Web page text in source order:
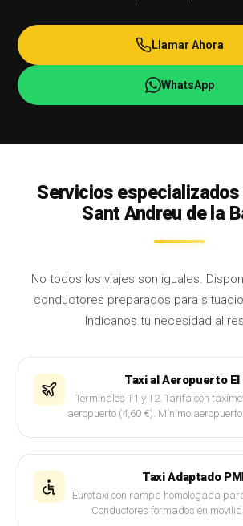
Llamar Ahora
WhatsApp
Servicios especializados
Sant Andreu de la
No todos los viajes son iguales.
conductores preparados para
Indícanos tu necesidad al
Taxi al Aeropuerto
Terminales T1 y T2. Tarifa con
aeropuerto (4,60 €). Mínimo
Taxi Adaptado
Eurotaxi con rampa homologada
Conductores formados en